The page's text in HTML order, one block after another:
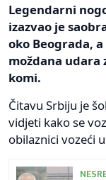
Legendarni
izazvao je
oko Beograda,
moždana
komi.
Čitavu Srbiju je
vidjeti kako se
obilaznici vozeći